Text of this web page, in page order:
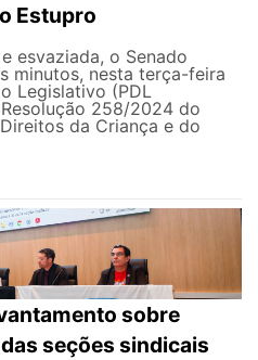
Estupro
esvaziada, o Senado
minutos, nesta terça-feira
Legislativo (PDL
258/2024 do
da Criança e do
sobre
seções sindicais